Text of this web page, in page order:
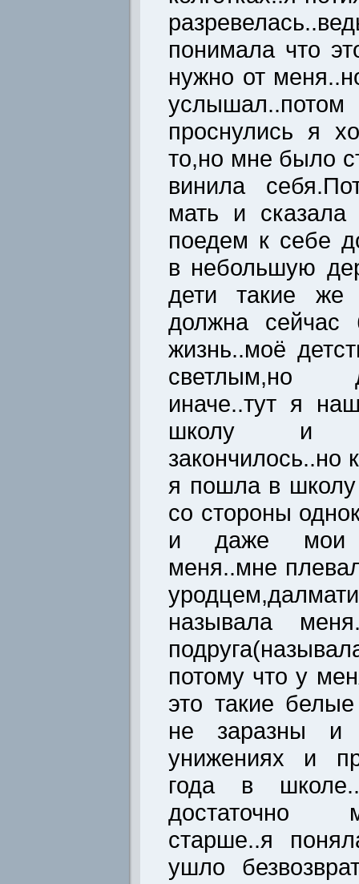
понимала что
нужно от
проснулись я
то,но мне было
винила
мать и
поедем к себе
в небольшую
дети такие же
должна
жизнь..моё
светлым,но
иначе..тут я
школу и
закончилось..но
я пошла в школу
со стороны
и даже мои
меня..мне
называла
потому что у
это такие
не заразны и
унижениях и
года в
достаточно
старше..я
ушло